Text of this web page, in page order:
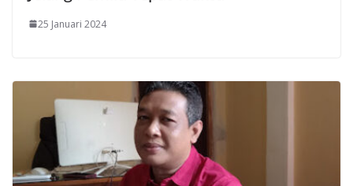
25 Januari 2024